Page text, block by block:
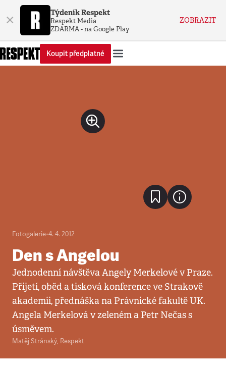
× Týdeník Respekt
Respekt Media
ZDARMA - na Google Play
ZOBRAZIT
Koupit předplatné
Fotogalerie•4. 4. 2012
Den s Angelou
Jednodenní návštěva Angely Merkelové v Praze.
Přijetí, oběd a tisková konference ve Strakově
akademii, přednáška na Právnické fakultě UK.
Angela Merkelová v zeleném a Petr Nečas s
úsměvem.
Matěj Stránský, Respekt